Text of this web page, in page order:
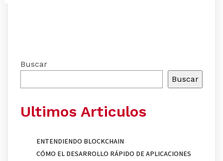
Buscar
Buscar
Ultimos Articulos
ENTENDIENDO BLOCKCHAIN
CÓMO EL DESARROLLO RÁPIDO DE APLICACIONES